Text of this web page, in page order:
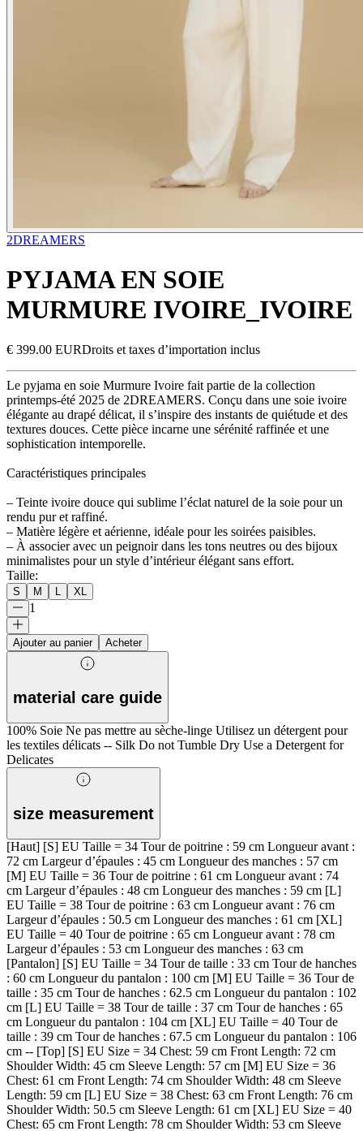
2DREAMERS
PYJAMA EN SOIE
MURMURE IVOIRE_IVOIRE
€ 399.00 EURDroits et taxes d’importation inclus
Le pyjama en soie Murmure Ivoire fait partie de la collection
printemps-été 2025 de 2DREAMERS. Conçu dans une soie ivoire
élégante au drapé délicat, il s’inspire des instants de quiétude et des
textures douces. Cette pièce incarne une sérénité raffinée et une
sophistication intemporelle.
Caractéristiques principales
– Teinte ivoire douce qui sublime l’éclat naturel de la soie pour un
rendu pur et raffiné.
– Matière légère et aérienne, idéale pour les soirées paisibles.
– À associer avec un peignoir dans les tons neutres ou des bijoux
minimalistes pour un style d’intérieur élégant sans effort.
Taille:
S M L XL
1
Ajouter au panier Acheter
material care guide
100% Soie Ne pas mettre au sèche-linge Utilisez un détergent pour
les textiles délicats -- Silk Do not Tumble Dry Use a Detergent for
Delicates
size measurement
[Haut] [S] EU Taille = 34 Tour de poitrine : 59 cm Longueur avant :
72 cm Largeur d’épaules : 45 cm Longueur des manches : 57 cm
[M] EU Taille = 36 Tour de poitrine : 61 cm Longueur avant : 74
cm Largeur d’épaules : 48 cm Longueur des manches : 59 cm [L]
EU Taille = 38 Tour de poitrine : 63 cm Longueur avant : 76 cm
Largeur d’épaules : 50.5 cm Longueur des manches : 61 cm [XL]
EU Taille = 40 Tour de poitrine : 65 cm Longueur avant : 78 cm
Largeur d’épaules : 53 cm Longueur des manches : 63 cm
[Pantalon] [S] EU Taille = 34 Tour de taille : 33 cm Tour de hanches
: 60 cm Longueur du pantalon : 100 cm [M] EU Taille = 36 Tour de
taille : 35 cm Tour de hanches : 62.5 cm Longueur du pantalon : 102
cm [L] EU Taille = 38 Tour de taille : 37 cm Tour de hanches : 65
cm Longueur du pantalon : 104 cm [XL] EU Taille = 40 Tour de
taille : 39 cm Tour de hanches : 67.5 cm Longueur du pantalon : 106
cm -- [Top] [S] EU Size = 34 Chest: 59 cm Front Length: 72 cm
Shoulder Width: 45 cm Sleeve Length: 57 cm [M] EU Size = 36
Chest: 61 cm Front Length: 74 cm Shoulder Width: 48 cm Sleeve
Length: 59 cm [L] EU Size = 38 Chest: 63 cm Front Length: 76 cm
Shoulder Width: 50.5 cm Sleeve Length: 61 cm [XL] EU Size = 40
Chest: 65 cm Front Length: 78 cm Shoulder Width: 53 cm Sleeve